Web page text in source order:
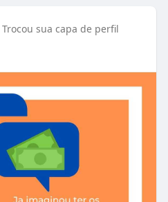
Trocou sua capa de perfil